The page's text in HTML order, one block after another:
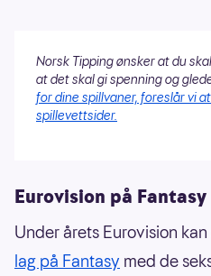
Norsk Tipping ønsker at du
at det skal gi spenning og
for dine spillvaner, foreslår vi
spillevettsider.
Eurovision på Fantasy
Under årets Eurovision
lag på Fantasy med de